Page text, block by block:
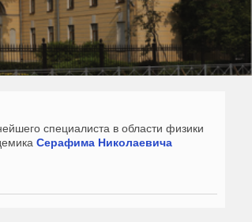
специалиста в области физики
Серафима Николаевича